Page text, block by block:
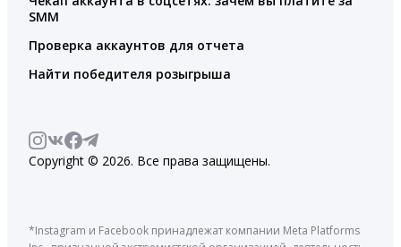
SMM
Проверка аккаунтов для отчета
Найти победителя розыгрыша
Copyright © 2026. Все права защищены.
*Instagram и Facebook принадлежат компании Meta Platforms